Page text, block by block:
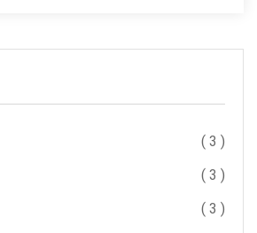
( 3 )
( 3 )
( 3 )